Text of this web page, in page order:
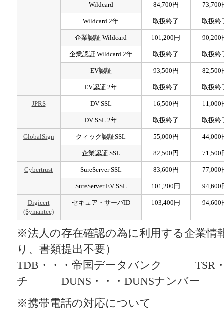
Wildcard 84,700円 73,700
Wildcard 2年 取扱終了 取扱終
企業認証 Wildcard 101,200円 90,200
企業認証 Wildcard 2年 取扱終了 取扱終
EV認証 93,500円 82,500
EV認証 2年 取扱終了 取扱終
JPRS DV SSL 16,500円 11,000
DV SSL 2年 取扱終了 取扱終
GlobalSign クィック認証SSL 55,000円 44,000
企業認証 SSL 82,500円 71,500
Cybertrust SureServer SSL 83,600円 77,000
SureServer EV SSL 101,200円 94,600
Digicert
(Symantec)
セキュア・サーバID 103,400円 94,600
※法人の存在確認の為に利用する企業情
り、書類提出不要）
TDB・・・帝国データバンク TSR・
チ DUNS・・・DUNSナンバー
※携帯電話の対応について